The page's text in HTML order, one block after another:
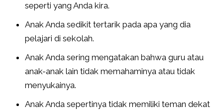
seperti yang Anda kira.
Anak Anda sedikit tertarik pada apa yang dia
pelajari di sekolah.
Anak Anda sering mengatakan bahwa guru atau
anak-anak lain tidak memahaminya atau tidak
menyukainya.
Anak Anda sepertinya tidak memiliki teman dekat